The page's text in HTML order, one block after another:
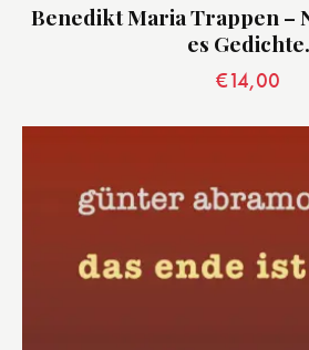
Benedikt Maria Trappen –
es Gedichte.
€14,00